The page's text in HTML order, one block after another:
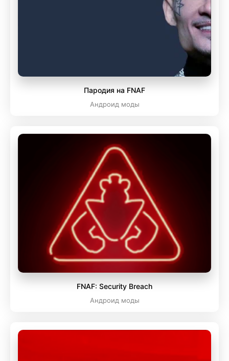
Пародия на FNAF
Андроид моды
FNAF: Security Breach
Андроид моды